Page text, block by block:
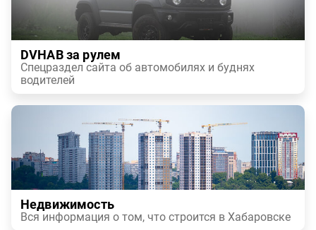
DVHAB за рулем
Спецраздел сайта об автомобилях и буднях
водителей
Недвижимость
Вся информация о том, что строится в Хабаровске